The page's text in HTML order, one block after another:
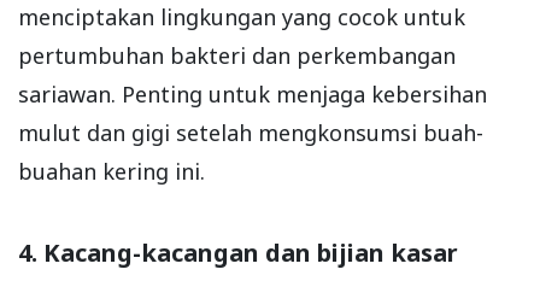
menciptakan lingkungan yang cocok untuk
pertumbuhan bakteri dan perkembangan
sariawan. Penting untuk menjaga kebersihan
mulut dan gigi setelah mengkonsumsi buah-
buahan kering ini.
4. Kacang-kacangan dan bijian kasar